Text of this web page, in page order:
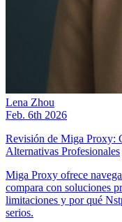
Lena Zhou
Feb. 6th 2026
Revisión de Miga Proxy:
Alternativas Profesionales
Miga Proxy ofrece
compara con soluciones
limitaciones y por qué
serios.